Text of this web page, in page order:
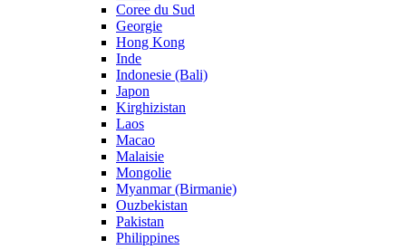
Coree du Sud
Georgie
Hong Kong
Inde
Indonesie (Bali)
Japon
Kirghizistan
Laos
Macao
Malaisie
Mongolie
Myanmar (Birmanie)
Ouzbekistan
Pakistan
Philippines